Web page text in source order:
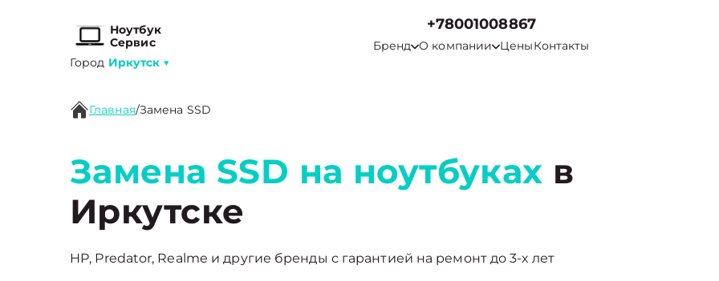
Ноутбук
Сервис
Город Иркутск ▼
+78001008867
Бренд О компании ЦеныКонтакты
Главная/Замена SSD
Замена SSD на ноутбуках в
Иркутске
HP, Predator, Realme и другие бренды с гарантией на ремонт до 3-х лет